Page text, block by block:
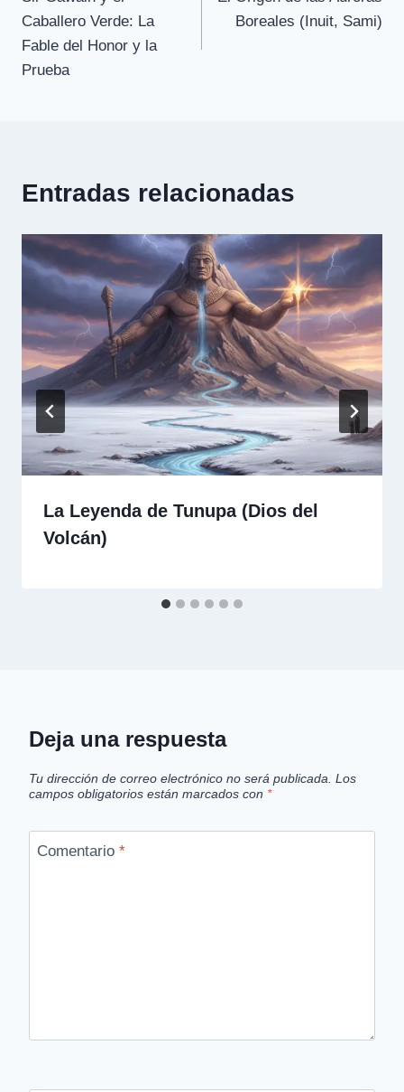
de
entradas
Caballero Verde: La
Fable del Honor y la
Prueba
Boreales (Inuit, Sami)
Entradas relacionadas
La Leyenda de Tunupa (Dios del
Volcán)
Deja una respuesta
Tu dirección de correo electrónico no será publicada. Los
campos obligatorios están marcados con *
Comentario *